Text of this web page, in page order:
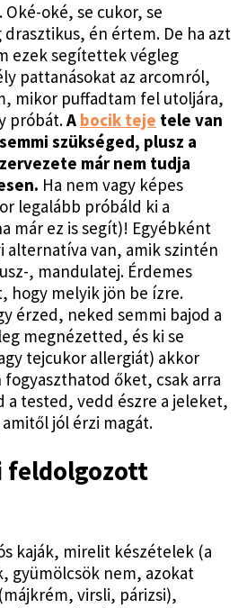
oké, se cukor, se
én értem. De ha azt
ezek segítettek végleg
pattanásokat az arcomról,
mikor puffadtam fel utoljára,
próbát.A bocik teje tele van
szükséged, plusz a
már nem tudja
Ha nem vagy képes
legalább próbáld ki a
már ez is segít)! Egyébként
alternatíva van, amik szintén
, mandulatej. Érdemes
hogy melyik jön be ízre.
érzed, neked semmi bajod a
megnézetted, és ki se
tejcukor allergiát) akkor
őket, csak arra
tested, vedd észre a jeleket,
jól érzi magát.
feldolgozott
kaják, mirelit készételek (a
gyümölcsök nem, azokat
virsli, párizsi),